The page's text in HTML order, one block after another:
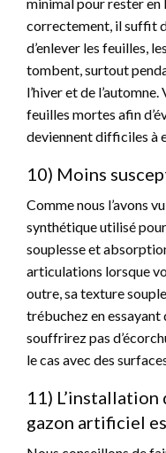
minimal pour rester en
correctement, il suffit
d’enlever les feuilles,
tombent, surtout
l’hiver et de
feuilles mortes afin
deviennent difficiles à
10) Moins
Comme nous l’avons
synthétique utilisé
souplesse et
articulations lorsque
outre, sa texture
trébuchez en essayant
souffrirez pas
le cas avec des
11)
gazon artificiel